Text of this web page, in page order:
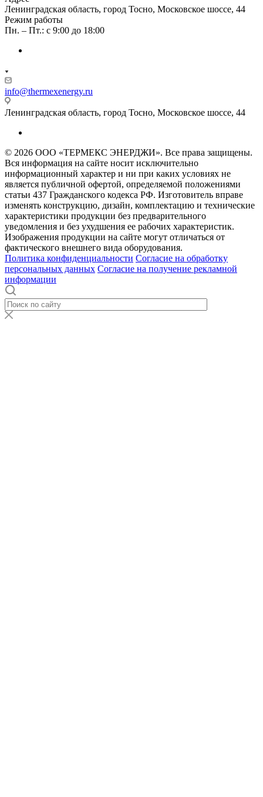
Ленинградская область, город Тосно, Московское шоссе, 44
Режим работы
Пн. – Пт.: с 9:00 до 18:00
info@thermexenergy.ru
Ленинградская область, город Тосно, Московское шоссе, 44
© 2026 ООО «ТЕРМЕКС ЭНЕРДЖИ». Все права защищены.
Вся информация на сайте носит исключительно
информационный характер и ни при каких условиях не
является публичной офертой, определяемой положениями
статьи 437 Гражданского кодекса РФ. Изготовитель вправе
изменять конструкцию, дизайн, комплектацию и технические
характеристики продукции без предварительного
уведомления и без ухудшения ее рабочих характеристик.
Изображения продукции на сайте могут отличаться от
фактического внешнего вида оборудования.
Политика конфиденциальности Согласие на обработку
персональных данных Согласие на получение рекламной
информации